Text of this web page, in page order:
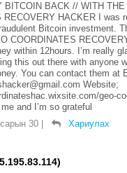
BITCOIN BACK // WITH
RECOVERY HACKER I was
Bitcoin investment.
COORDINATES
within 12hours. I’m really
this out there with anyone
You can contact them at
Website;
geo-
and I’m so grateful
30
Хариулах